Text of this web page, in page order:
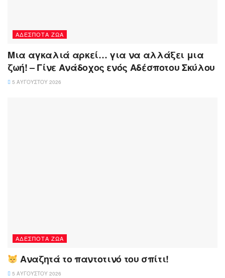
ΑΔΈΣΠΟΤΑ ΖΏΑ
Μια αγκαλιά αρκεί… για να αλλάξει μια
ζωή! – Γίνε Ανάδοχος ενός Αδέσποτου Σκύλου
5 ΑΥΓΟΎΣΤΟΥ 2026
ΑΔΈΣΠΟΤΑ ΖΏΑ
Αναζητά το παντοτινό του σπίτι!
5 ΑΥΓΟΎΣΤΟΥ 2026